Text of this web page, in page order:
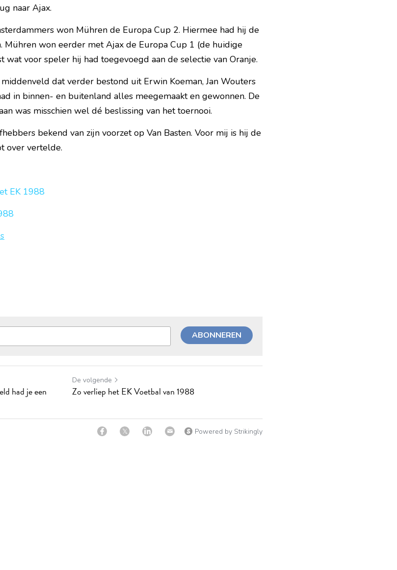
naar Ajax.
won Mühren de Europa Cup 2. Hiermee had hij de
Mühren won eerder met Ajax de Europa Cup 1 (de huidige
wat voor speler hij had toegevoegd aan de selectie van Oranje.
dat verder bestond uit Erwin Koeman, Jan Wouters
in binnen- en buitenland alles meegemaakt en gewonnen. De
was misschien wel dé beslissing van het toernooi.
bekend van zijn voorzet op Van Basten. Voor mij is hij de
over vertelde.
EK 1988
ABONNEREN
had je een
De volgende
Zo verliep het EK Voetbal van 1988
Powered by Strikingly